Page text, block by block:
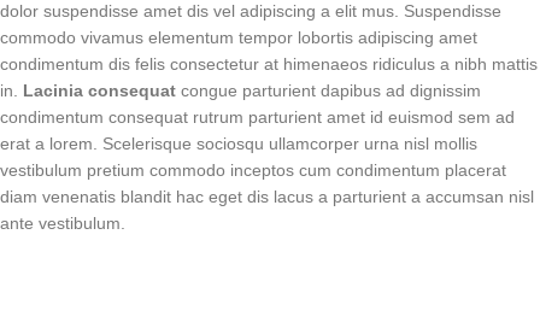
dolor suspendisse amet dis vel adipiscing a elit mus. Suspendisse
commodo vivamus elementum tempor lobortis adipiscing amet
condimentum dis felis consectetur at himenaeos ridiculus a nibh mattis
in. Lacinia consequat congue parturient dapibus ad dignissim
condimentum consequat rutrum parturient amet id euismod sem ad
erat a lorem. Scelerisque sociosqu ullamcorper urna nisl mollis
vestibulum pretium commodo inceptos cum condimentum placerat
diam venenatis blandit hac eget dis lacus a parturient a accumsan nisl
ante vestibulum.